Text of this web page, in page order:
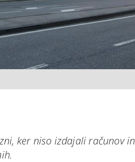
ker niso izdajali računov in